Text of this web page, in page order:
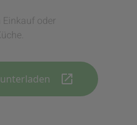
oder
open_in_new